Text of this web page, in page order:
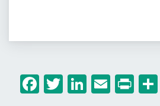
Facebook
Twitter
LinkedIn
Email
Print